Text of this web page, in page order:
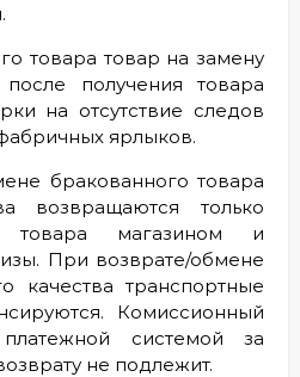
товара товар на замену
получения товара
на отсутствие следов
ярлыков.
бракованного товара
возвращаются только
товара магазином и
При возврате/обмене
качества транспортные
Комиссионный
системой за
не подлежит.